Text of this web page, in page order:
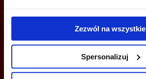
Zezwól na wszystkie
Spersonalizuj
+48 22 167 04 00
flexoffice@bazabiur.pl